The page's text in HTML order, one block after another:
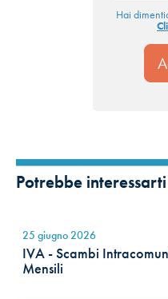
Hai
Potrebbe
25 giugno 2026
IVA - Scambi
Mensili